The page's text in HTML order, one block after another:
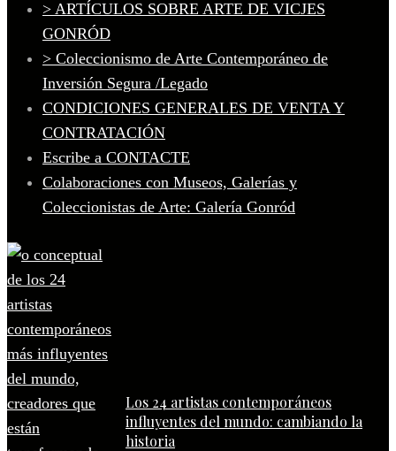
> ARTÍCULOS SOBRE ARTE DE VICJES
GONRÓD
> Coleccionismo de Arte Contemporáneo de
Inversión Segura /Legado
CONDICIONES GENERALES DE VENTA Y
CONTRATACIÓN
Escribe a CONTACTE
Colaboraciones con Museos, Galerías y
Coleccionistas de Arte: Galería Gonród
Los 24 artistas contemporáneos
influyentes del mundo: cambiando la
historia